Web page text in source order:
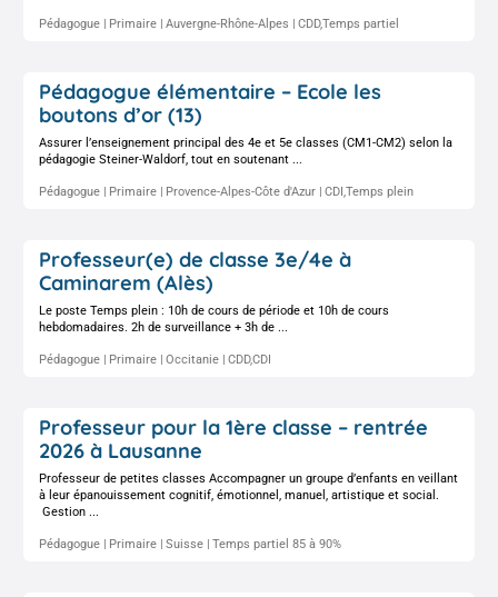
Pédagogue Primaire Auvergne-Rhône-Alpes CDD,Temps partiel
Pédagogue élémentaire – Ecole les
boutons d’or (13)
Assurer l’enseignement principal des 4e et 5e classes (CM1-CM2) selon la
pédagogie Steiner-Waldorf, tout en soutenant ...
Pédagogue Primaire Provence-Alpes-Côte d'Azur CDI,Temps plein
Professeur(e) de classe 3e/4e à
Caminarem (Alès)
Le poste Temps plein : 10h de cours de période et 10h de cours
hebdomadaires. 2h de surveillance + 3h de ...
Pédagogue Primaire Occitanie CDD,CDI
Professeur pour la 1ère classe – rentrée
2026 à Lausanne
Professeur de petites classes Accompagner un groupe d’enfants en veillant
à leur épanouissement cognitif, émotionnel, manuel, artistique et social.
Gestion ...
Pédagogue Primaire Suisse Temps partiel 85 à 90%